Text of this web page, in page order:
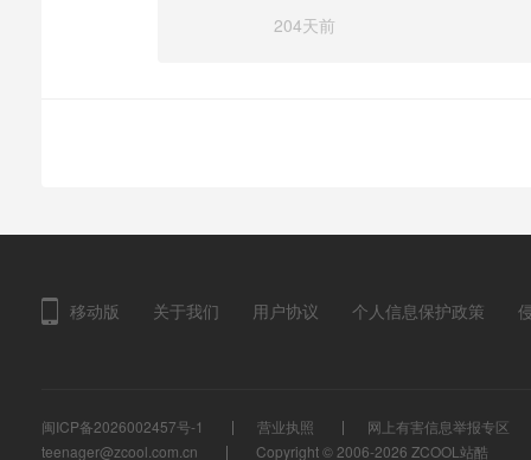
204天前
移动版 关于我们 用户协议 个人信息保护政策
闽ICP备2026002457号-1 营业执照
网上有害信息举报专区
teenager@zcool.com.cn
Copyright © 2006-2026 ZCOOL站酷